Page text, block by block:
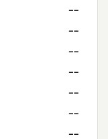
--
--
--
--
--
--
--